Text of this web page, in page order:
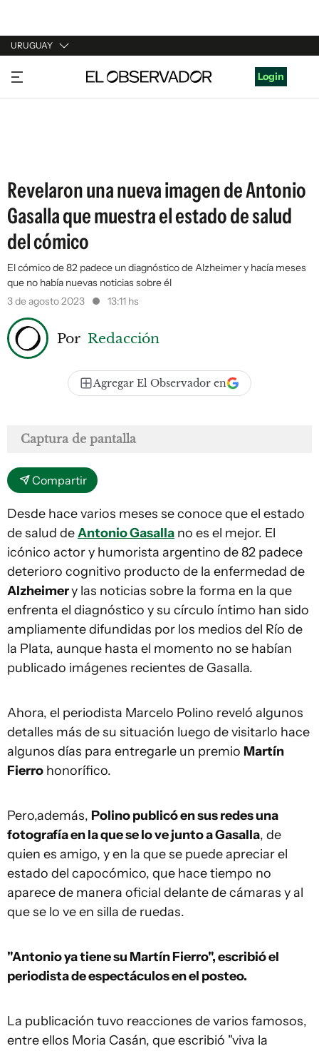
URUGUAY
URUGUAY
ARGENTINA
Login
Revelaron una nueva imagen de Antonio
Gasalla que muestra el estado de salud
del cómico
El cómico de 82 padece un diagnóstico de Alzheimer y hacía meses
que no había nuevas noticias sobre él
3 de agosto 2023
13:11 hs
Por Redacción
Agregar El Observador en
Captura de pantalla
Compartir
Desde hace varios meses se conoce que el estado
de salud deAntonio Gasalla no es el mejor. El
icónico actor y humorista argentino de 82 padece
deterioro cognitivo producto de la enfermedad de
Alzheimery las noticias sobre la forma en la que
enfrenta el diagnóstico y su círculo íntimo han sido
ampliamente difundidas por los medios del Río de
la Plata, aunque hasta el momento no se habían
publicado imágenes recientes de Gasalla.
Ahora, el periodista Marcelo Polino reveló algunos
detalles más de su situación luego de visitarlo hace
algunos días para entregarle un premio Martín
Fierro honorífico.
Pero,además, Polino publicó en sus redes una
fotografía en la que se lo ve junto a Gasalla, de
quien es amigo, y en la que se puede apreciar el
estado del capocómico, que hace tiempo no
aparece de manera oficial delante de cámaras y al
que se lo ve en silla de ruedas.
"Antonio ya tiene su Martín Fierro", escribió el
periodista de espectáculos en el posteo.
La publicación tuvo reacciones de varios famosos,
entre ellos Moria Casán, que escribió "viva la